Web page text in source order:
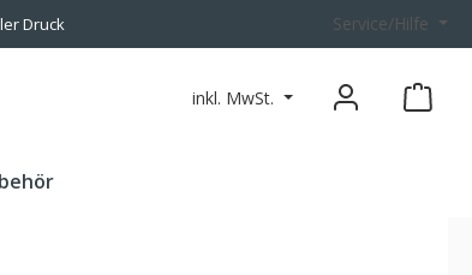
Druck Service/Hilfe
inkl. MwSt.